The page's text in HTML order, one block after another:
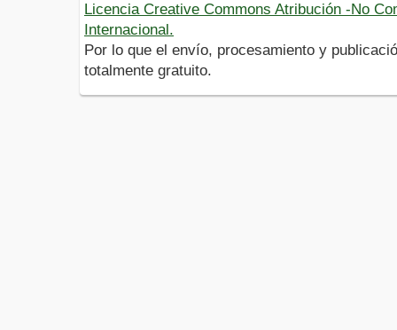
Licencia Creative Commons Atribución -No
Internacional.
Por lo que el envío, procesamiento y
totalmente gratuito.